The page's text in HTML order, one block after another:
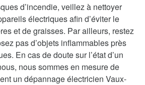
d’incendie, veillez à nettoyer
électriques afin d’éviter le
et de graisses. Par ailleurs, restez
pas d’objets inflammables près
En cas de doute sur l’état d’un
nous sommes en mesure de
un dépannage électricien Vaux-